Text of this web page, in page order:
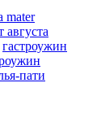
mater
августа
гастроужин
пати